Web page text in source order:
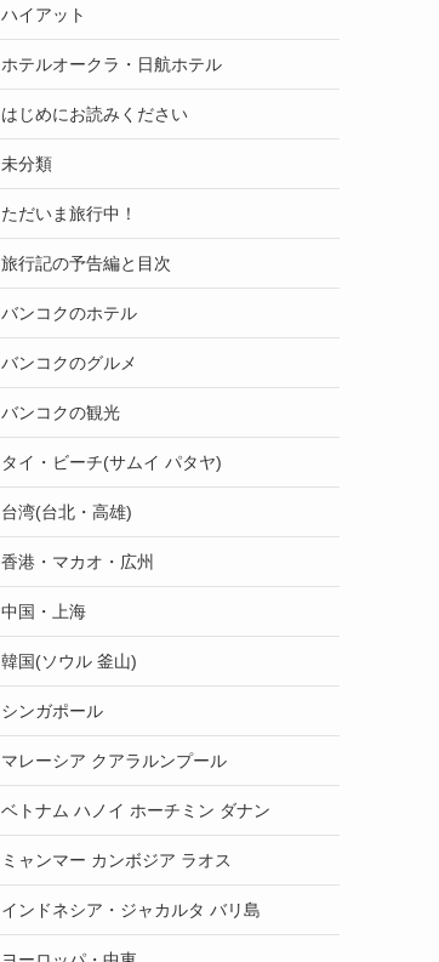
ハイアット
ホテルオークラ・日航ホテル
はじめにお読みください
未分類
ただいま旅行中！
旅行記の予告編と目次
バンコクのホテル
バンコクのグルメ
バンコクの観光
タイ・ビーチ(サムイ パタヤ)
台湾(台北・高雄)
香港・マカオ・広州
中国・上海
韓国(ソウル 釜山)
シンガポール
マレーシア クアラルンプール
ベトナム ハノイ ホーチミン ダナン
ミャンマー カンボジア ラオス
インドネシア・ジャカルタ バリ島